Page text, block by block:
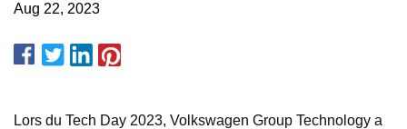
Aug 22, 2023
Lors du Tech Day 2023, Volkswagen Group Technology a